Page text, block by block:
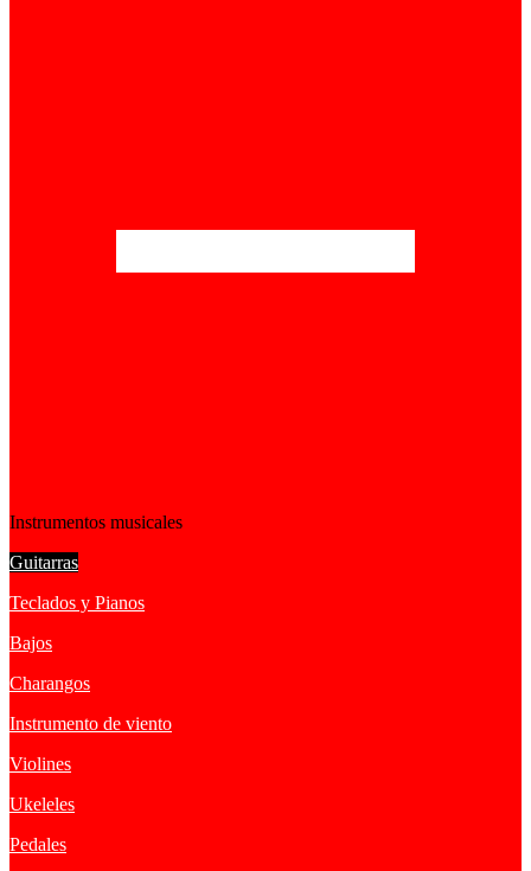
Instrumentos musicales
Guitarras
Teclados y Pianos
Bajos
Charangos
Instrumento de viento
Violines
Ukeleles
Pedales